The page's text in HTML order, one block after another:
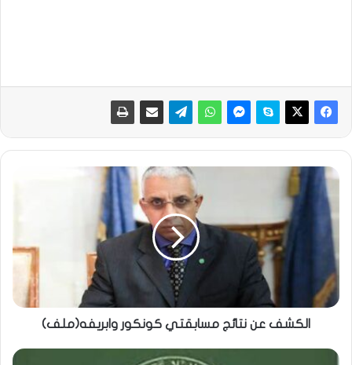
الكشف عن نتائج مسابقتي كونكور وابريفه(ملف)